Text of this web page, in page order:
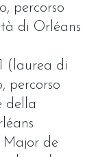
percorso
di Orléans
(laurea di
percorso
della
Major de